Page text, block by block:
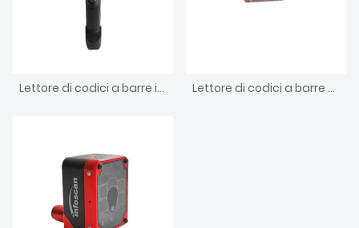
Lettore di codici a barre industriale portatile cablato da 1,3 MP Lettore di codici a barre compatto industriale a fuoco fisso